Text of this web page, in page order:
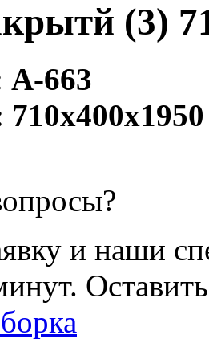
(3)
А-663
710х400х1950
и наши